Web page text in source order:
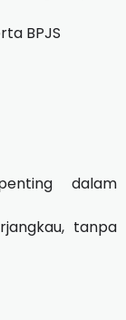
BPJS
dalam
tanpa